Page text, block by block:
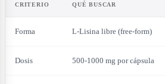
CRITERIO QUÉ BUSCAR
Forma L-Lisina libre (free-form)
Dosis 500-1000 mg por cápsula